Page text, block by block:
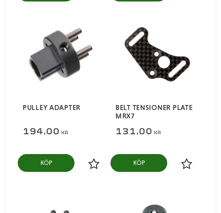
PULLEY ADAPTER
194,00 KR
Lägg till i favoriter
KÖP
BELT TENSIONER PLATE
MRX7
131,00 KR
Lägg till i
KÖP